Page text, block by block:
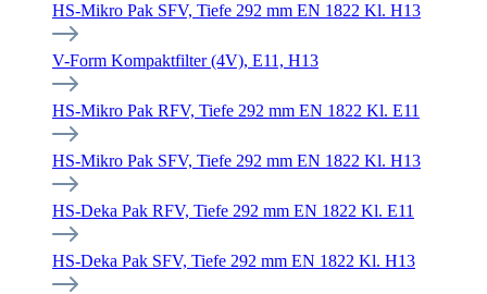
HS-Mikro Pak SFV, Tiefe 292 mm EN 1822 Kl. H13
V-Form Kompaktfilter (4V), E11, H13
HS-Mikro Pak RFV, Tiefe 292 mm EN 1822 Kl. E11
HS-Mikro Pak SFV, Tiefe 292 mm EN 1822 Kl. H13
HS-Deka Pak RFV, Tiefe 292 mm EN 1822 Kl. E11
HS-Deka Pak SFV, Tiefe 292 mm EN 1822 Kl. H13